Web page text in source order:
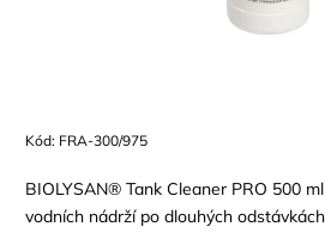
Kód: FRA-300/975
BIOLYSAN® Tank Cleaner PRO 500
vodních nádrží po dlouhých